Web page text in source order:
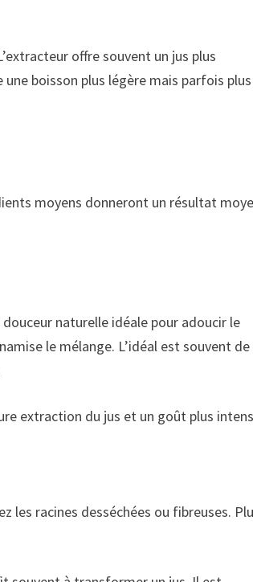
offre souvent un jus plus
boisson plus légère mais parfois plus
moyens donneront un résultat
naturelle idéale pour adoucir le
le mélange. L’idéal est souvent de
extraction du jus et un goût plus
les racines desséchées ou fibreuses.